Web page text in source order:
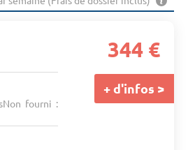
fourni :
344 €
+ d'infos >